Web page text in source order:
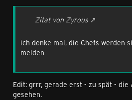
Zitat von Zyrous
ich denke mal, die Chefs werden
melden
Edit: grrr, gerade erst - zu spät - die
gesehen.